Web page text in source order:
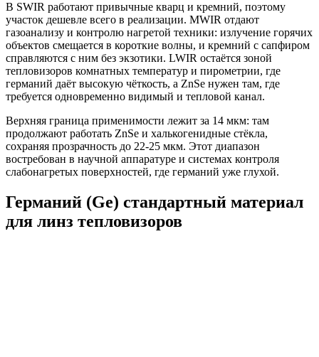
В SWIR работают привычные кварц и кремний, поэтому
участок дешевле всего в реализации. MWIR отдают
газоанализу и контролю нагретой техники: излучение горячих
объектов смещается в короткие волны, и кремний с сапфиром
справляются с ним без экзотики. LWIR остаётся зоной
тепловизоров комнатных температур и пирометрии, где
германий даёт высокую чёткость, а ZnSe нужен там, где
требуется одновременно видимый и тепловой канал.
Верхняя граница применимости лежит за 14 мкм: там
продолжают работать ZnSe и халькогенидные стёкла,
сохраняя прозрачность до 22-25 мкм. Этот диапазон
востребован в научной аппаратуре и системах контроля
слабонагретых поверхностей, где германий уже глухой.
Германий (Ge) стандартный материал
для линз тепловизоров